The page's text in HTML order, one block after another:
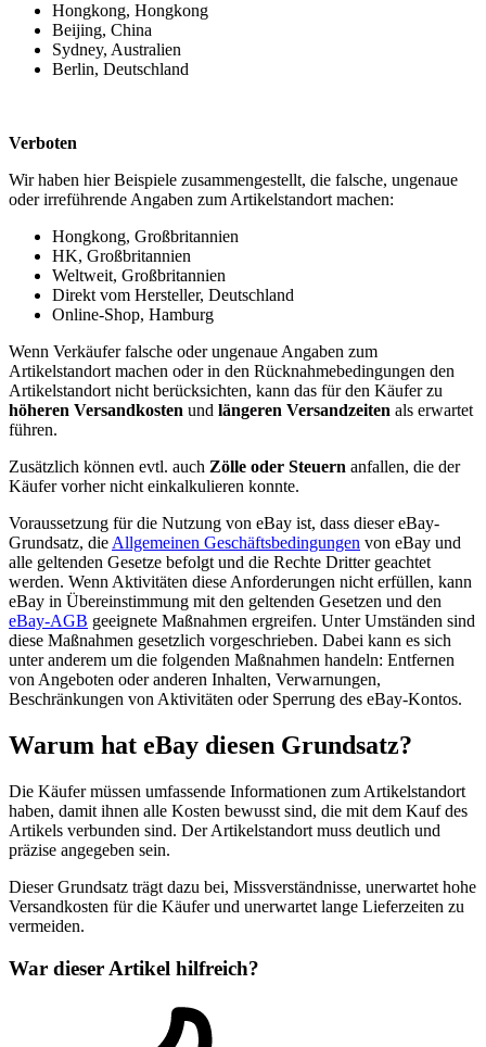
Hongkong, Hongkong
Beijing, China
Sydney, Australien
Berlin, Deutschland
Verboten
Wir haben hier Beispiele zusammengestellt, die falsche, ungenaue
oder irreführende Angaben zum Artikelstandort machen:
Hongkong, Großbritannien
HK, Großbritannien
Weltweit, Großbritannien
Direkt vom Hersteller, Deutschland
Online-Shop, Hamburg
Wenn Verkäufer falsche oder ungenaue Angaben zum
Artikelstandort machen oder in den Rücknahmebedingungen den
Artikelstandort nicht berücksichten, kann das für den Käufer zu
höheren Versandkosten und längeren Versandzeiten als erwartet
führen.
Zusätzlich können evtl. auch Zölle oder Steuern anfallen, die der
Käufer vorher nicht einkalkulieren konnte.
Voraussetzung für die Nutzung von eBay ist, dass dieser eBay-
Grundsatz, die Allgemeinen Geschäftsbedingungen von eBay und
alle geltenden Gesetze befolgt und die Rechte Dritter geachtet
werden. Wenn Aktivitäten diese Anforderungen nicht erfüllen, kann
eBay in Übereinstimmung mit den geltenden Gesetzen und den
eBay-AGB geeignete Maßnahmen ergreifen. Unter Umständen sind
diese Maßnahmen gesetzlich vorgeschrieben. Dabei kann es sich
unter anderem um die folgenden Maßnahmen handeln: Entfernen
von Angeboten oder anderen Inhalten, Verwarnungen,
Beschränkungen von Aktivitäten oder Sperrung des eBay-Kontos.
Warum hat eBay diesen Grundsatz?
Die Käufer müssen umfassende Informationen zum Artikelstandort
haben, damit ihnen alle Kosten bewusst sind, die mit dem Kauf des
Artikels verbunden sind. Der Artikelstandort muss deutlich und
präzise angegeben sein.
Dieser Grundsatz trägt dazu bei, Missverständnisse, unerwartet hohe
Versandkosten für die Käufer und unerwartet lange Lieferzeiten zu
vermeiden.
War dieser Artikel hilfreich?